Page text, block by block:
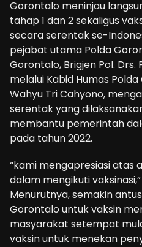
Gorontalo meninjau
tahap 1 dan 2 sekaligus
secara serentak se-
pejabat utama Polda
Gorontalo, Brigjen Pol. Drs.
melalui Kabid Humas
Wahyu Tri Cahyono,
serentak yang
membantu pemerintah
pada tahun 2022.
“kami mengapresiasi atas
dalam mengikuti
Menurutnya, semakin
Gorontalo untuk vaksin
masyarakat setempat
vaksin untuk menekan